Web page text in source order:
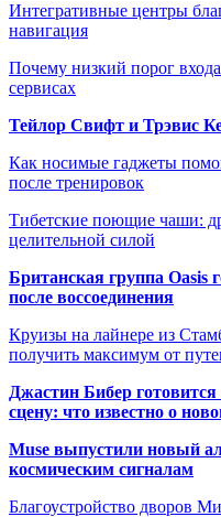
Интегративные центры
навигация
Почему низкий порог
сервисах
Тейлор Свифт и Трэвис
Как носимые гаджеты
после тренировок
Тибетские поющие чаши:
целительной силой
Британская группа Oasis
после воссоединения
Круизы на лайнере из
получить максимум от
Джастин Бибер
сцену: что известно о
Muse выпустили новый
космическим сигналам
Благоустройство дворов